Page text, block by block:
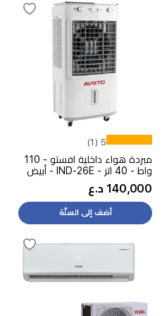
5 (1)
مبردة هواء داخلية افستو - 110
واط - 40 اتر - IND-26E - أبيض
140,000 د.ع
أضف إلى السلّة